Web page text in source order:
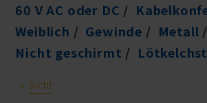
60 V AC oder DC
Weiblich
Gewinde
Metall
Nicht geschirmt
Sicht